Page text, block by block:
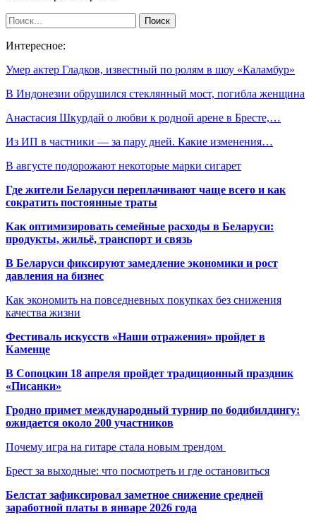
Интересное:
Умер актер Гладков, известный по ролям в шоу «Каламбур»
В Индонезии обрушился стеклянный мост, погибла женщина
Анастасия Шкурдай о любви к родной арене в Бресте,…
Из ИП в частники — за пару дней. Какие изменения…
В августе подорожают некоторые марки сигарет
Где жители Беларуси переплачивают чаще всего и как
сократить постоянные траты
Как оптимизировать семейные расходы в Беларуси:
продукты, жильё, транспорт и связь
В Беларуси фиксируют замедление экономики и рост
давления на бизнес
Как экономить на повседневных покупках без снижения
качества жизни
Фестиваль искусств «Наши отражения» пройдет в
Каменце
В Сопоцкин 18 апреля пройдет традиционный праздник
«Писанки»
Гродно примет международный турнир по бодибилдингу:
ожидается около 200 участников
Почему игра на гитаре стала новым трендом
Брест за выходные: что посмотреть и где остановиться
Белстат зафиксировал заметное снижение средней
заработной платы в январе 2026 года